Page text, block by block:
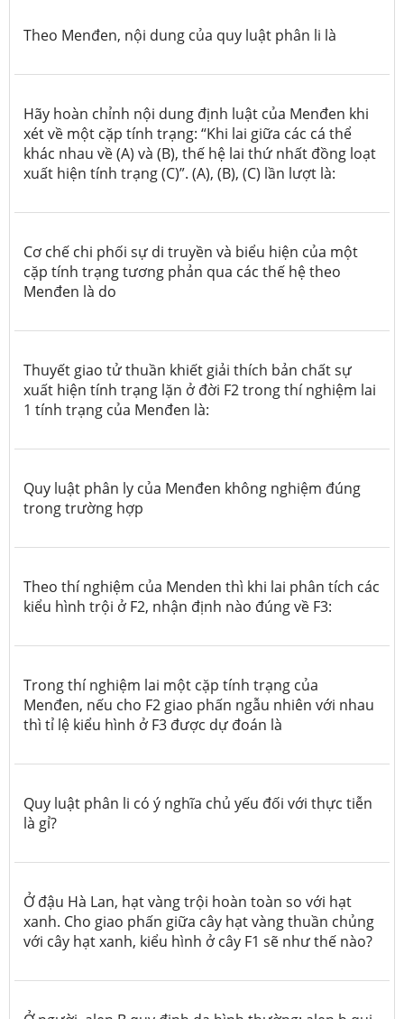
Theo Menđen, nội dung của quy luật phân li là
Hãy hoàn chỉnh nội dung định luật của Menđen khi
xét về một cặp tính trạng: “Khi lai giữa các cá thể
khác nhau về (A) và (B), thế hệ lai thứ nhất đồng loạt
xuất hiện tính trạng (C)”. (A), (B), (C) lần lượt là:
Cơ chế chi phối sự di truyền và biểu hiện của một
cặp tính trạng tương phản qua các thế hệ theo
Menđen là do
Thuyết giao tử thuần khiết giải thích bản chất sự
xuất hiện tính trạng lặn ở đời F2 trong thí nghiệm lai
1 tính trạng của Menđen là:
Quy luật phân ly của Menđen không nghiệm đúng
trong trường hợp
Theo thí nghiệm của Menden thì khi lai phân tích các
kiểu hình trội ở F2, nhận định nào đúng về F3:
Trong thí nghiệm lai một cặp tính trạng của
Menđen, nếu cho F2 giao phấn ngẫu nhiên với nhau
thì tỉ lệ kiểu hình ở F3 được dự đoán là
Quy luật phân li có ý nghĩa chủ yếu đối với thực tiễn
là gỉ?
Ở đậu Hà Lan, hạt vàng trội hoàn toàn so với hạt
xanh. Cho giao phấn giữa cây hạt vàng thuần chủng
với cây hạt xanh, kiểu hình ở cây F1 sẽ như thế nào?